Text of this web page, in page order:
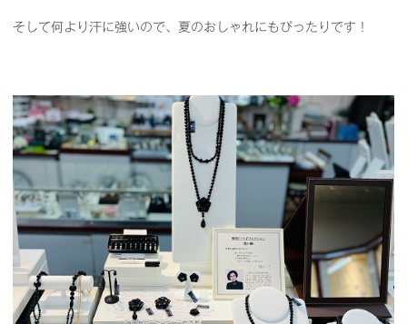
そして何より汗に強いので、夏のおしゃれにもぴったりです！